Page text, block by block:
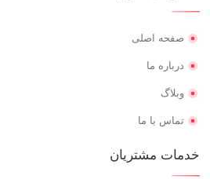
صفحه اصلی
درباره ما
وبلاگ
تماس با ما
خدمات مشتریان